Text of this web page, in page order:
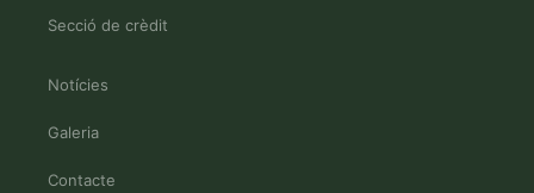
Secció de crèdit
Notícies
Galeria
Contacte